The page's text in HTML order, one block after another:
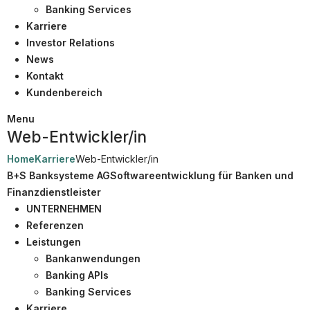
Banking Services
Karriere
Investor Relations
News
Kontakt
Kundenbereich
Menu
Web-Entwickler/in
HomeKarriereWeb-Entwickler/in
B+S Banksysteme AGSoftwareentwicklung für Banken und
Finanzdienstleister
UNTERNEHMEN
Referenzen
Leistungen
Bankanwendungen
Banking APIs
Banking Services
Systemstatus
Jobs
Jobkategorien
Für Unternehmen
Kandidaten finden
Inserat buchen
informatikjobs.at 2026Impressum
Cookie-Einstellungen